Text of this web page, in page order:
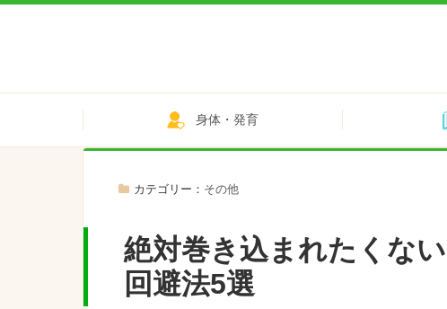
身体・発育
カテゴリー： その他
絶対巻き込まれたくない
回避法5選